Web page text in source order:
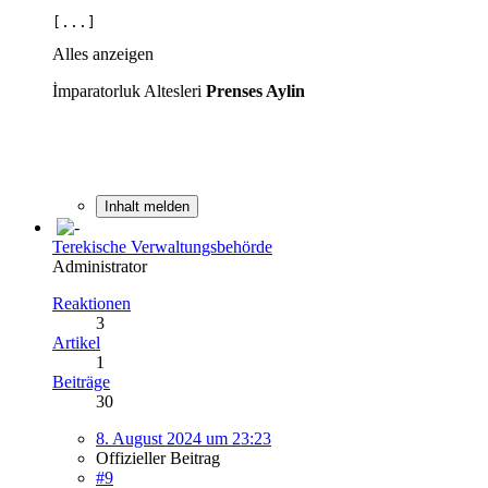
[...]
Alles anzeigen
İmparatorluk Altesleri Prenses Aylin
Inhalt melden
Terekische Verwaltungsbehörde
Administrator
Reaktionen
3
Artikel
1
Beiträge
30
8. August 2024 um 23:23
Offizieller Beitrag
#9